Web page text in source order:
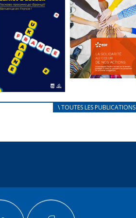
l’élu local
Mise à jour avril
2024
FEUILLETER
des conflits
d’intérêts
18 septembre 2023
FEUILLETER
au coeur de
nos actions
en France,...
FEUILLETER
\ TOUTES LES PUBLICATIONS